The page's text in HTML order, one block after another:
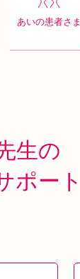
あいの患者さま
生の
ポート